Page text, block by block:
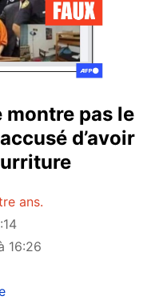
montre pas le
d’avoir
ans.
16:26